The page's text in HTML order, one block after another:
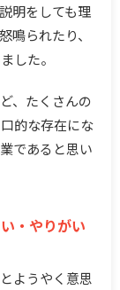
明をしても理
鳴られたり、
した。
、たくさんの
的な存在にな
であると思い
・やりがい
ようやく意思